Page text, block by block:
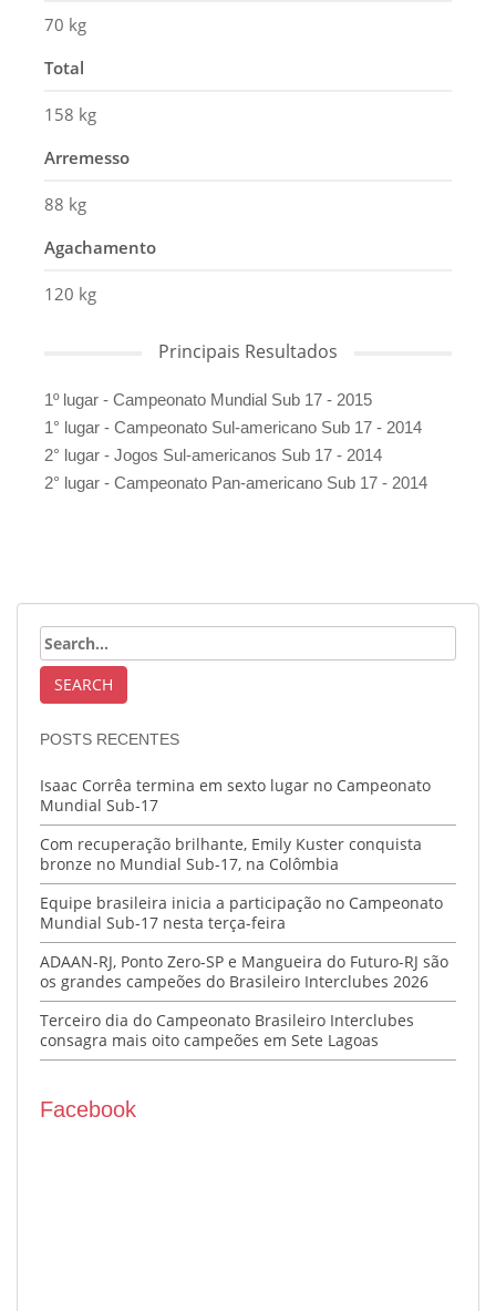
70 kg
Total
158 kg
Arremesso
88 kg
Agachamento
120 kg
Principais Resultados
1º lugar - Campeonato Mundial Sub 17 - 2015
1° lugar - Campeonato Sul-americano Sub 17 - 2014
2° lugar - Jogos Sul-americanos Sub 17 - 2014
2° lugar - Campeonato Pan-americano Sub 17 - 2014
POSTS RECENTES
Isaac Corrêa termina em sexto lugar no Campeonato
Mundial Sub-17
Com recuperação brilhante, Emily Kuster conquista
bronze no Mundial Sub-17, na Colômbia
Equipe brasileira inicia a participação no Campeonato
Mundial Sub-17 nesta terça-feira
ADAAN-RJ, Ponto Zero-SP e Mangueira do Futuro-RJ são
os grandes campeões do Brasileiro Interclubes 2026
Terceiro dia do Campeonato Brasileiro Interclubes
consagra mais oito campeões em Sete Lagoas
Facebook